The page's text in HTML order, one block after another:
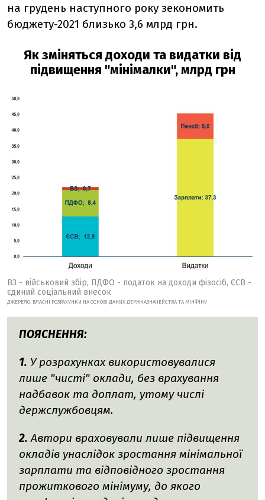
на грудень наступного року зекономить
бюджету-2021 близько 3,6 млрд грн.
Як зміняться доходи та видатки від
підвищення "мінімалки", млрд грн
ВЗ - військовий збір, ПДФО - податок на доходи фізосіб, ЄСВ -
єдиний соціальний внесок
ДЖЕРЕЛО: ВЛАСНІ РОЗРАХУНКИ НА ОСНОВІ ДАНИХ ДЕРЖКАЗНАЧЕЙСТВА ТА МІНФІНУ
ПОЯСНЕННЯ:
1. У розрахунках використовувалися
лише "чисті" оклади, без врахування
надбавок та доплат, утому числі
держслужбовцям.
2. Автори враховували лише підвищення
окладів унаслідок зростання мінімальної
зарплати та відповідного зростання
прожиткового мінімуму, до якого